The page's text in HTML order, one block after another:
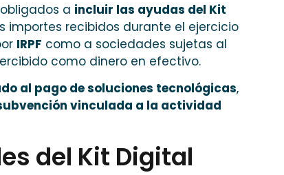
a incluir las ayudas del Kit
importes recibidos durante el ejercicio
IRPF como a sociedades sujetas al
como dinero en efectivo.
al pago de soluciones tecnológicas,
vinculada a la actividad
del Kit Digital